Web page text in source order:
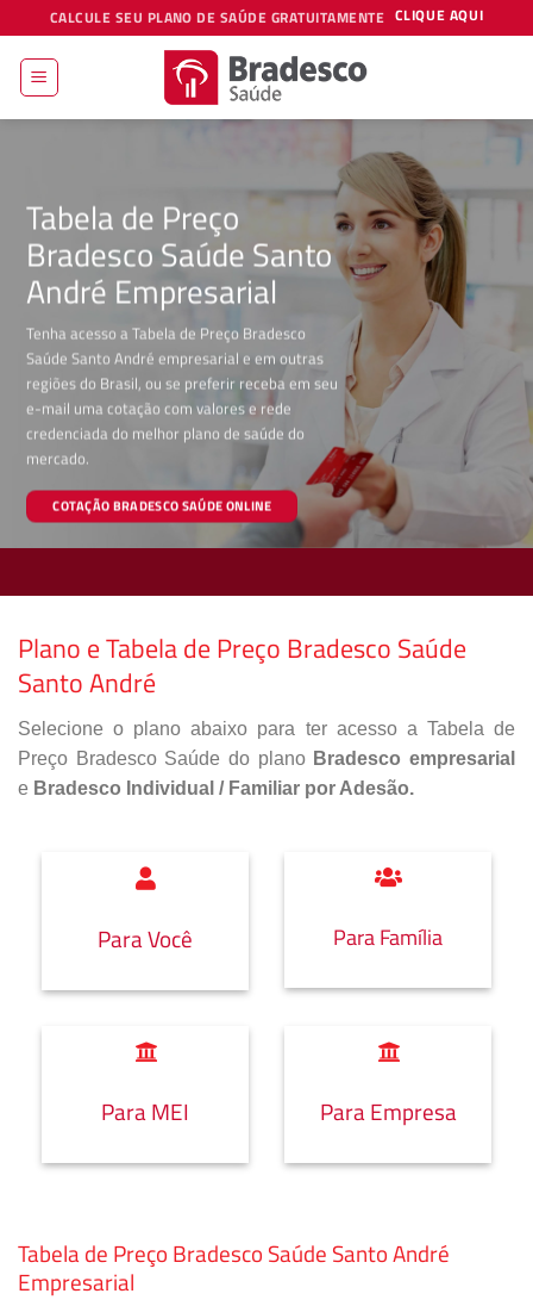
to
content
CALCULE SEU PLANO DE SAÚDE GRATUITAMENTE CLIQUE AQUI
Tabela de Preço
Bradesco Saúde Santo
André Empresarial
Tenha acesso a Tabela de Preço Bradesco
Saúde Santo André empresarial e em outras
regiões do Brasil, ou se preferir receba em seu
e-mail uma cotação com valores e rede
credenciada do melhor plano de saúde do
mercado.
COTAÇÃO BRADESCO SAÚDE ONLINE
Plano e Tabela de Preço Bradesco Saúde
Santo André
Selecione o plano abaixo para ter acesso a Tabela de
Preço Bradesco Saúde do plano Bradesco empresarial
e Bradesco Individual / Familiar por Adesão.
Para Você Para Família
Para MEI Para Empresa
Tabela de Preço Bradesco Saúde Santo André
Empresarial